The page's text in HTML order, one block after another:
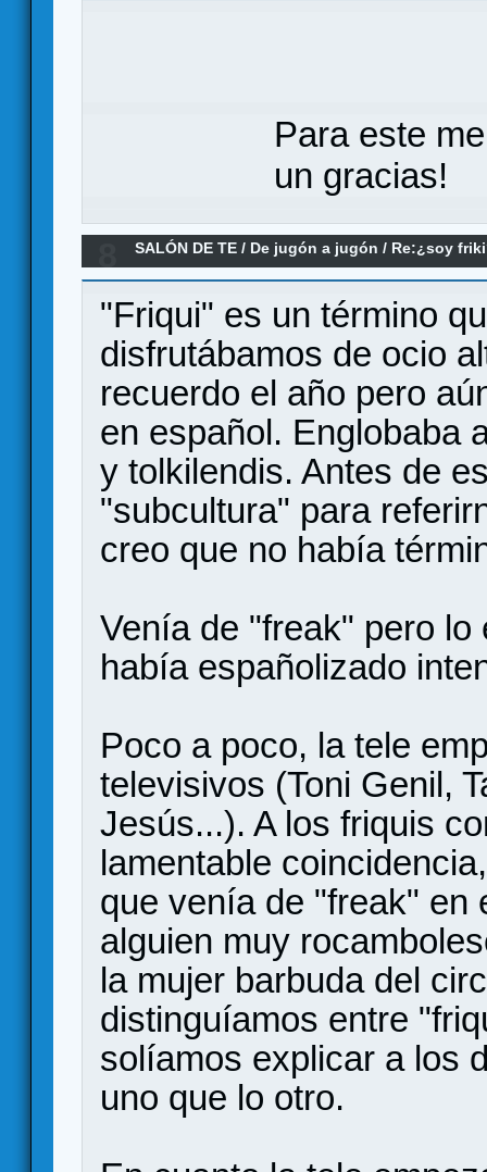
Para este
un gracias!
SALÓN DE TE / De jugón a jugón / Re:¿soy
"Friqui" es un término
disfrutábamos de ocio
recuerdo el año pero
en español. Englobaba
y tolkilendis. Antes de
"subcultura" para
creo que no había
Venía de "freak" pero
había españolizado
Poco a poco, la tele
televisivos (Toni Genil,
Jesús...). A los friquis
lamentable
que venía de "freak" en
alguien muy
la mujer barbuda del
distinguíamos entre
solíamos explicar a los
uno que lo otro.